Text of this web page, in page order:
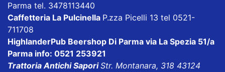
Parma tel. 3478113440
Caffetteria La Pulcinella P.zza Picelli 13 tel 0521-
711708
HighlanderPub Beershop Di Parma via La Spezia 51/a
Parma info: 0521 253921
Trattoria Antichi SaporiStr. Montanara, 318 43124